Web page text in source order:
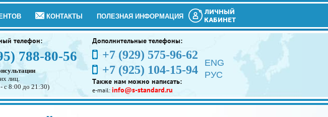
КОНТАКТЫ ПОЛЕЗНАЯ ИНФОРМАЦИЯ
ЛИЧНЫЙ
КАБИНЕТ
телефон:
788-80-56
лиц.
с 8:00 до 21:30)
Дополнительные телефоны:
+7 (929) 575-96-62
+7 (925) 104-15-94
Также нам можно написать:
e-mail: info@s-standard.ru
ENG
РУС